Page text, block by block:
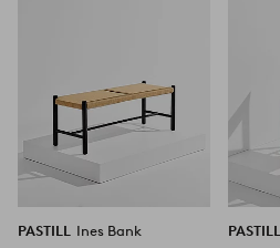
PASTILL
Ines Bank
PASTILL